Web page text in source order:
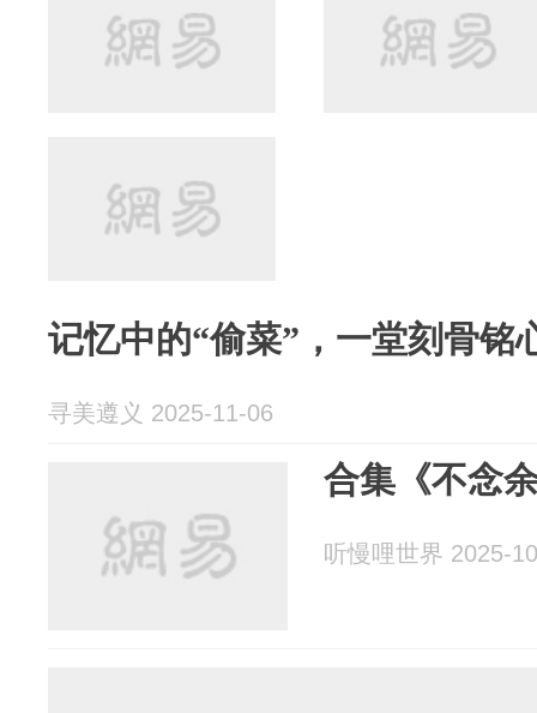
记忆中的“偷菜”，一堂刻骨铭
寻美遵义 2025-11-06
合集《不念
听慢哩世界 2025-